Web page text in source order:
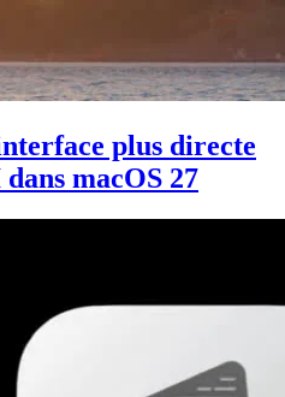
plus directe
macOS 27